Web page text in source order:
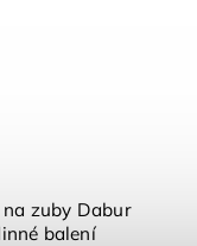
zuby Dabur
balení